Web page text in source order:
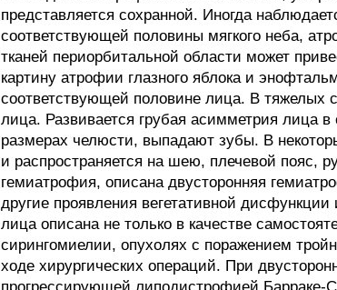
представляется сохранной. Иногда
соответствующей половины мягкого неба,
тканей периорбитальной области может
картину атрофии глазного яблока и
соответствующей половине лица. В тяжелых
лица. Развивается грубая асимметрия лица
размерах челюсти, выпадают зубы. В
и распространяется на шею, плечевой пояс,
гемиатрофия, описана двусторонняя
другие проявления вегетативной
лица описана не только в качестве
сирингомиелии, опухолях с поражением
ходе хирургических операций. При